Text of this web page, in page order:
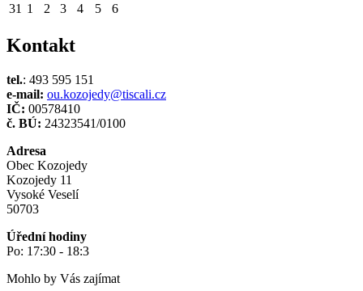
31 1 2 3 4 5 6
Kontakt
tel.: 493 595 151
e-mail: ou.kozojedy@tiscali.cz
IČ: 00578410
č. BÚ: 24323541/0100
Adresa
Obec Kozojedy
Kozojedy 11
Vysoké Veselí
50703
Úřední hodiny
Po: 17:30 - 18:3
Mohlo by Vás zajímat